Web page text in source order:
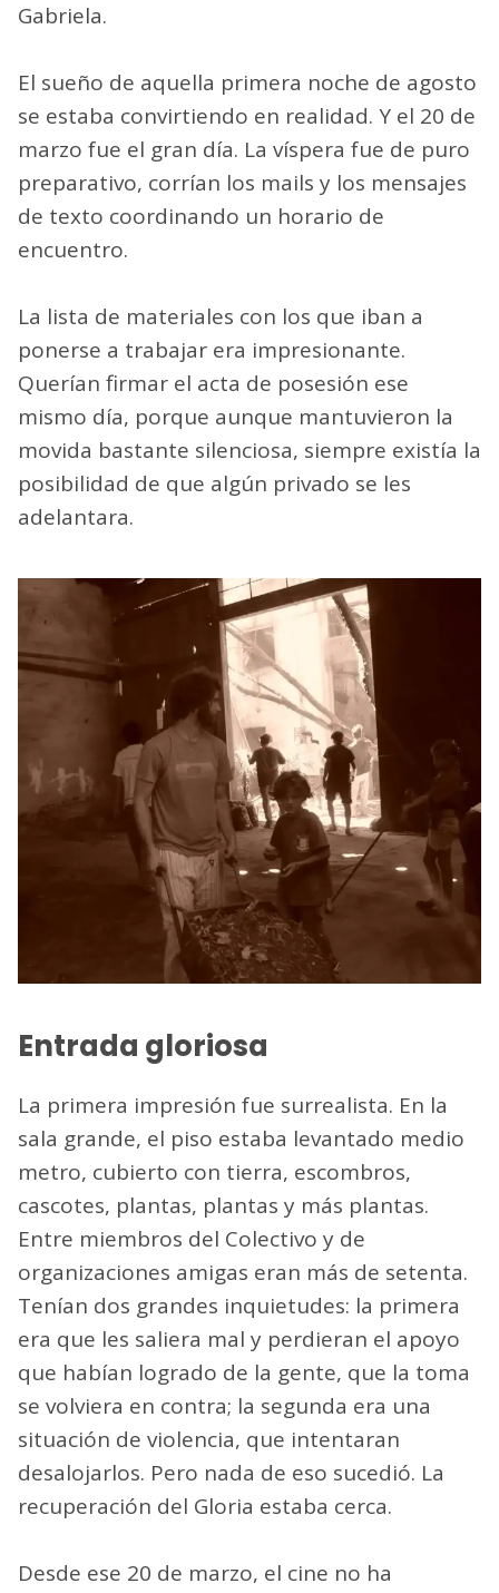
Gabriela.
El sueño de aquella primera noche de agosto
se estaba convirtiendo en realidad. Y el 20 de
marzo fue el gran día. La víspera fue de puro
preparativo, corrían los mails y los mensajes
de texto coordinando un horario de
encuentro.
La lista de materiales con los que iban a
ponerse a trabajar era impresionante.
Querían firmar el acta de posesión ese
mismo día, porque aunque mantuvieron la
movida bastante silenciosa, siempre existía la
posibilidad de que algún privado se les
adelantara.
Entrada gloriosa
La primera impresión fue surrealista. En la
sala grande, el piso estaba levantado medio
metro, cubierto con tierra, escombros,
cascotes, plantas, plantas y más plantas.
Entre miembros del Colectivo y de
organizaciones amigas eran más de setenta.
Tenían dos grandes inquietudes: la primera
era que les saliera mal y perdieran el apoyo
que habían logrado de la gente, que la toma
se volviera en contra; la segunda era una
situación de violencia, que intentaran
desalojarlos. Pero nada de eso sucedió. La
recuperación del Gloria estaba cerca.
Desde ese 20 de marzo, el cine no ha